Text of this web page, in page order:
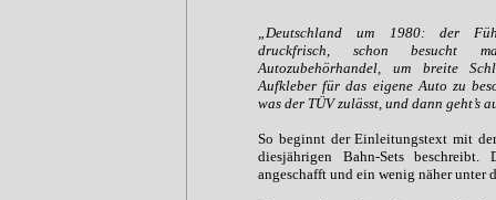
„Deutschland um 1980: der
druckfrisch, schon besucht
Autozubehörhandel, um breite
Aufkleber für das eigene Auto zu
was der TÜV zulässt, und dann geht’s
So beginnt der Einleitungstext mit
diesjährigen Bahn-Sets
angeschafft und ein wenig näher unter